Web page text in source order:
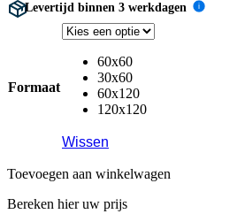
Levertijd binnen 3 werkdagen i
Formaat
60x60
30x60
60x120
120x120
Wissen
Toevoegen aan winkelwagen
Bereken hier uw prijs